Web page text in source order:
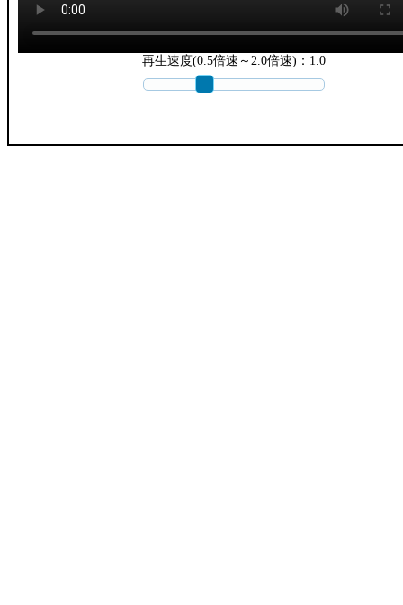
再生速度(0.5倍速～2.0倍速)： 1.0